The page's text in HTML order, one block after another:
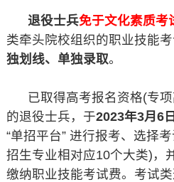
退役士兵免于文化素质考
类牵头院校组织的职业技能
独划线、单独录取。
已取得高考报名资格(专项
的退役士兵，于2023年3月6
“单招平台” 进行报考、选择
招生专业相对应10个大类)，
缴纳职业技能考试费。考试类